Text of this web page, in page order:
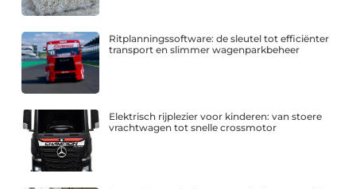
Ritplanningssoftware: de sleutel tot efficiënter
transport en slimmer wagenparkbeheer
Elektrisch rijplezier voor kinderen: van stoere
vrachtwagen tot snelle crossmotor